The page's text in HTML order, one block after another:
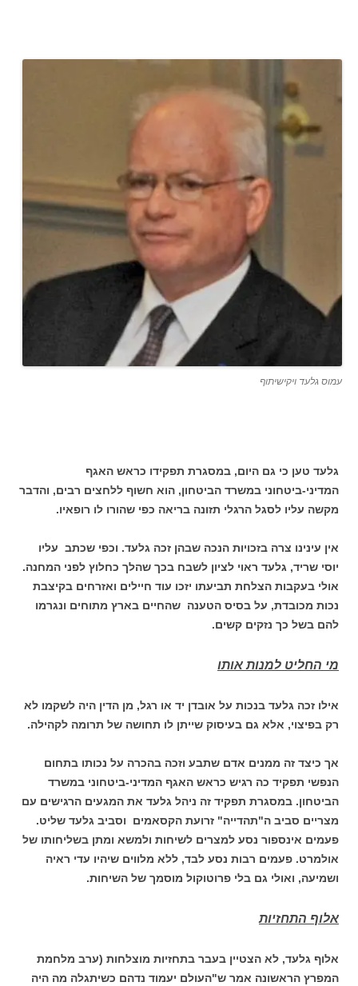
עמוס גלעד ויקישיתוף
גלעד טען כי גם היום, במסגרת תפקידו כראש האגף
המדיני-ביטחוני במשרד הביטחון, הוא חשוף ללחצים רבים, והדבר
מקשה עליו לסגל הרגלי תזונה בריאה כפי שהורו לו רופאיו.
אין עינינו צרה בזכויות הנכה שבהן זכה גלעד. וכפי שכתב עליו
יוסי שריד, גלעד ראוי לציון לשבח בכך שהלך כחלוץ לפני המחנה.
אולי בעקבות הצלחת תביעתו יזכו עוד חיילים ואזרחים בקיצבת
נכות מכובדת, על בסיס הטענה שהחיים בארץ מתוחים ונגרמו
להם בשל כך נזקים קשים.
מי החליט למנות אותו
אילו זכה גלעד בנכות על אובדן יד או רגל, מן הדין היה לשקמו לא
רק בפיצוי, אלא גם בעיסוק שייתן לו תחושה של תרומה לקהילה.
אך כיצד זה ממנים אדם שתבע וזכה בהכרה על נכותו בתחום
הנפשי תפקיד כה רגיש כראש האגף המדיני-ביטחוני במשרד
הביטחון. במסגרת תפקיד זה ניהל גלעד את המגעים הרגישים עם
מצריים סביב ה"תהדייה" זרועת הקסאמים וסביב גלעד שליט.
פעמים אינספור נסע למצרים לשיחות ולמשא ומתן בשליחותו של
אולמרט. פעמים רבות נסע לבד, ללא מלווים שיהיו עדי ראיה
ושמיעה, ואולי גם בלי פרוטוקול מוסמך של השיחות.
אלוף התחזיות
אלוף גלעד, לא הצטיין בעבר בתחזיות מוצלחות (ערב מלחמת
המפרץ הראשונה אמר ש"העולם יעמוד נדהם כשיתגלה מה היה